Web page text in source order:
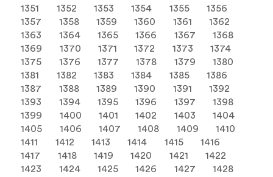
1351 1352 1353 1354 1355
1356
1357
1358 1359 1360 1361
1362
1363
1364 1365 1366 1367
1368
1369
1370 1371 1372 1373
1374
1375
1376 1377 1378 1379
1380
1381
1382 1383 1384 1385
1386
1387
1388 1389 1390 1391
1392
1393
1394 1395 1396 1397
1398
1399
1400 1401 1402 1403
1404
1405
1406 1407 1408 1409
1410
1411
1412 1413 1414 1415
1416
1417
1418 1419 1420 1421
1422
1423
1424 1425 1426 1427
1428